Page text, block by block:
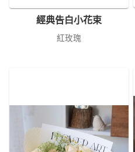
經典告白小花束
紅玫瑰